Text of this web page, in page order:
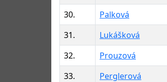
30.
Palková
31.
Lukášková
32.
Prouzová
33.
Perglerová